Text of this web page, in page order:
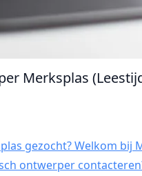
Merksplas
gezocht? Welkom bij
ontwerper